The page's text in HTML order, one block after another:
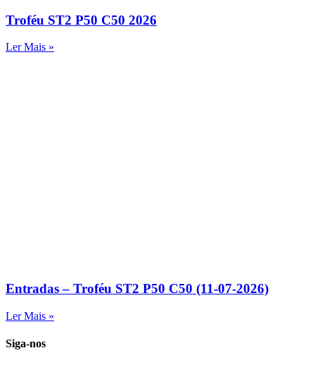
Troféu ST2 P50 C50 2026
Ler Mais »
Entradas – Troféu ST2 P50 C50 (11-07-2026)
Ler Mais »
Siga-nos